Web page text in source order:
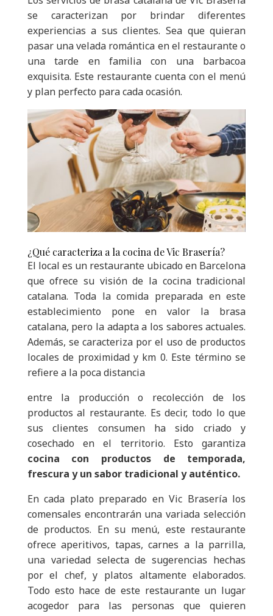
se caracterizan por brindar diferentes
experiencias a sus clientes. Sea que quieran
pasar una velada romántica en el restaurante o
una tarde en familia con una barbacoa
exquisita. Este restaurante cuenta con el menú
y plan perfecto para cada ocasión.
¿Qué caracteriza a la cocina de Vic Brasería?
El local es un restaurante ubicado en Barcelona
que ofrece su visión de la cocina tradicional
catalana. Toda la comida preparada en este
establecimiento pone en valor la brasa
catalana, pero la adapta a los sabores actuales.
Además, se caracteriza por el uso de productos
locales de proximidad y km 0. Este término se
refiere a la poca distancia
entre la producción o recolección de los
productos al restaurante. Es decir, todo lo que
sus clientes consumen ha sido criado y
cosechado en el territorio. Esto garantiza
cocina con productos de temporada,
frescura y un sabor tradicional y auténtico.
En cada plato preparado en Vic Brasería los
comensales encontrarán una variada selección
de productos. En su menú, este restaurante
ofrece aperitivos, tapas, carnes a la parrilla,
una variedad selecta de sugerencias hechas
por el chef, y platos altamente elaborados.
Todo esto hace de este restaurante un lugar
acogedor para las personas que quieren